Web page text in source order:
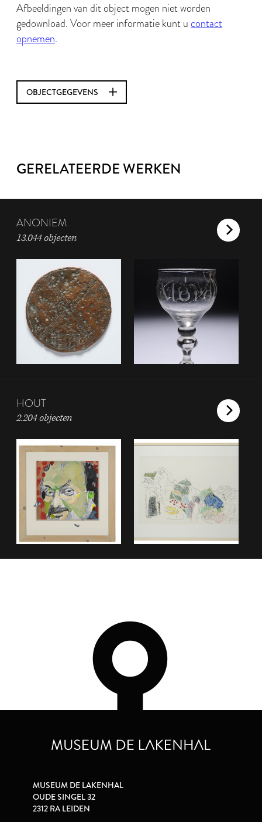
Afbeeldingen van dit object mogen niet worden
gedownload. Voor meer informatie kunt u contact
opnemen.
OBJECTGEGEVENS
GERELATEERDE WERKEN
ANONIEM
13.044 objecten
HOUT
2.204 objecten
MUSEUM DE LAKENHAL
OUDE SINGEL 32
2312 RA LEIDEN